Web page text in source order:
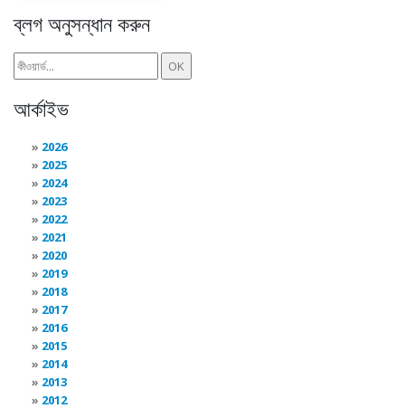
ব্লগ অনুসন্ধান করুন
আর্কাইভ
2026
2025
2024
2023
2022
2021
2020
2019
2018
2017
2016
2015
2014
2013
2012